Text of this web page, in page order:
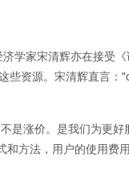
学家宋清辉亦在接受
些资源。宋清辉直言：
是涨价。是我们为更
方法，用户的使用费